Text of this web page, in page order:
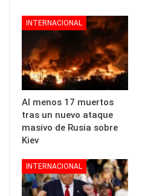
INTERNACIONAL
Al menos 17 muertos
tras un nuevo ataque
masivo de Rusia sobre
Kiev
INTERNACIONAL